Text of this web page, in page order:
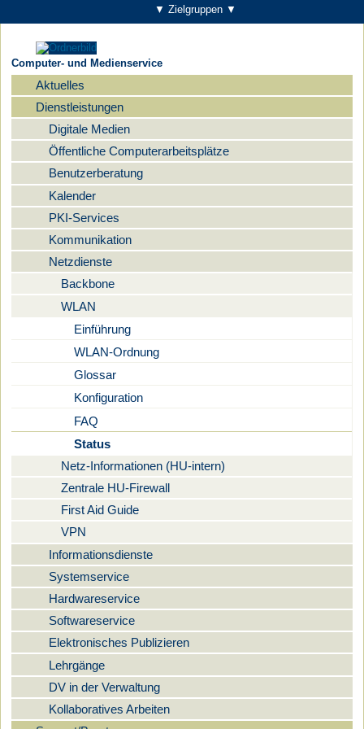
▼ Zielgruppen ▼
Computer- und Medienservice
Navigation
Aktuelles
Dienstleistungen
Digitale Medien
Öffentliche Computerarbeitsplätze
Benutzerberatung
Kalender
PKI-Services
Kommunikation
Netzdienste
Backbone
WLAN
Einführung
WLAN-Ordnung
Glossar
Konfiguration
FAQ
Status
Netz-Informationen (HU-intern)
Zentrale HU-Firewall
First Aid Guide
VPN
Informationsdienste
Systemservice
Hardwareservice
Softwareservice
Elektronisches Publizieren
Lehrgänge
DV in der Verwaltung
Kollaboratives Arbeiten